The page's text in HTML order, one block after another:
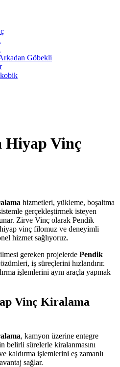
Göbekli
Hiyap Vinç
hizmetleri, yükleme, boşaltma
gerçekleştirmek isteyen
Zirve Vinç olarak Pendik
vinç filomuz ve deneyimli
hizmet sağlıyoruz.
gereken projelerde Pendik
iş süreçlerini hızlandırır.
işlemlerini aynı araçla yapmak
Vinç Kiralama
, kamyon üzerine entegre
sürelerle kiralanmasını
kaldırma işlemlerini eş zamanlı
sağlar.